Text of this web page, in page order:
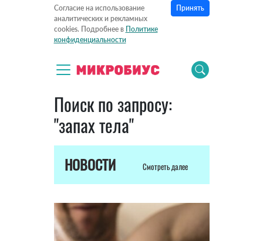
Согласие на использование
аналитических и рекламных
cookies. Подробнее в Политике
конфиденциальности
Принять
Поиск по запросу:
"запах тела"
НОВОСТИ Смотреть далее